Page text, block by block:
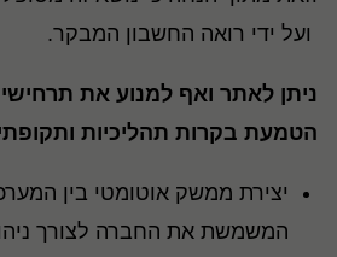
ועל ידי רואה החשבון המבקר.
ניתן לאתר ואף למנוע את תרחישי
הטמעת בקרות תהליכיות
יצירת ממשק אוטומטי בין
המשמשת את החברה לצורך